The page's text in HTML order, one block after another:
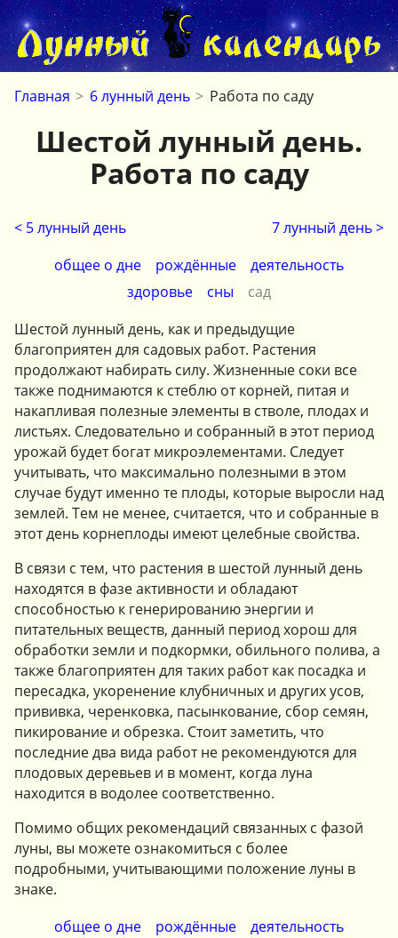
Главная > 6 лунный день > Работа по саду
Шестой лунный день.
Работа по саду
< 5 лунный день
7 лунный день >
общее о дне
рождённые
деятельность
здоровье
сны
сад
Шестой лунный день, как и предыдущие
благоприятен для садовых работ. Растения
продолжают набирать силу. Жизненные соки все
также поднимаются к стеблю от корней, питая и
накапливая полезные элементы в стволе, плодах и
листьях. Следовательно и собранный в этот период
урожай будет богат микроэлементами. Следует
учитывать, что максимально полезными в этом
случае будут именно те плоды, которые выросли над
землей. Тем не менее, считается, что и собранные в
этот день корнеплоды имеют целебные свойства.
В связи с тем, что растения в шестой лунный день
находятся в фазе активности и обладают
способностью к генерированию энергии и
питательных веществ, данный период хорош для
обработки земли и подкормки, обильного полива, а
также благоприятен для таких работ как посадка и
пересадка, укоренение клубничных и других усов,
прививка, черенковка, пасынкование, сбор семян,
пикирование и обрезка. Стоит заметить, что
последние два вида работ не рекомендуются для
плодовых деревьев и в момент, когда луна
находится в водолее соответственно.
Помимо общих рекомендаций связанных с фазой
луны, вы можете ознакомиться с более
подробными, учитывающими положение луны в
знаке.
общее о дне
рождённые
деятельность